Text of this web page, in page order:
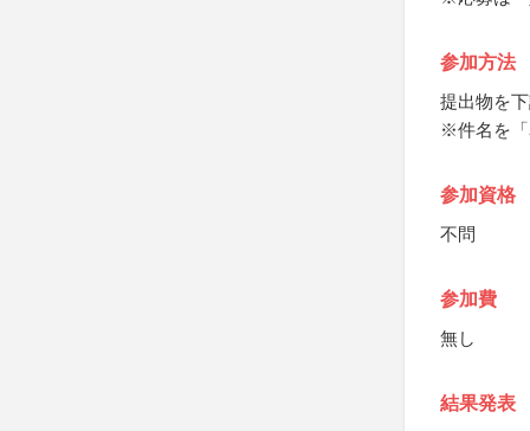
参加方法
提出物を
※件名を「
参加資格
不問
参加費
無し
結果発表